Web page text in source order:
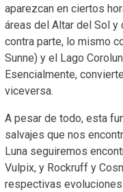
aparezcan en ciertos
áreas del Altar del Sol y
contra parte, lo mismo
Sunne) y el Lago
Esencialmente,
viceversa.
A pesar de todo, esta
salvajes que nos
Luna seguiremos
Vulpix, y Rockruff y
respectivas